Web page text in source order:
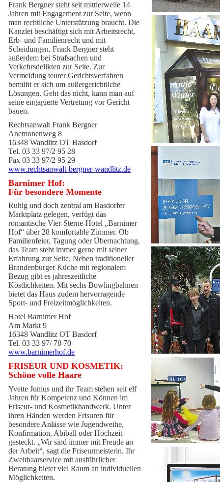
Frank Bergner steht seit mittlerweile 14
Jahren mit Engagement zur Seite, wenn
man rechtliche Unterstützung braucht. Die
Kanzlei beschäftigt sich mit Arbeitsrecht,
Erb- und Familienrecht und mit
Scheidungen. Frank Bergner steht
außerdem bei Strafsachen und
Verkehrsdelikten zur Seite. Zur
Vermeidung teurer Gerichtsverfahren
bemüht er sich um außergerichtliche
Lösungen. Geht das nicht, kann man auf
seine engagierte Vertretung vor Gericht
bauen.
Rechtsanwalt Frank Bergner
Anemonenweg 8
16348 Wandlitz OT Basdorf
Tel. 03 33 97/2 95 28
Fax 03 33 97/2 95 29
www.rechtsanwalt-bergner-wandlitz.de
Barnimer Hof:
Für besondere Momente
Ruhig und doch zentral am Basdorfer
Marktplatz gelegen, verfügt das
romantische Vier-Sterne-Hotel „Barnimer
Hof“ über 28 komfortable Zimmer. Ob
Familienfeier, Tagung oder Übernachtung,
das Team steht immer gerne mit seiner
Erfahrung zur Seite. Neben traditioneller
Brandenburger Küche mit regionalem
Bezug gibt es jahreszeitliche
Köstlichkeiten. Mit sechs Bowlingbahnen
bietet das Haus zudem hervorragende
Sport- und Freizeitmöglichkeiten.
Hotel Barnimer Hof
Am Markt 9
16348 Wandlitz OT Basdorf
Tel. 03 33 97/ 78 70
www.barnimerhof.de
FRISEUR UND KOSMETIK:
Schöne volle Haare
Yvette Junius und ihr Team stehen seit elf
Jahren für Kompetenz und Können im
Friseur- und Kosmetikhandwerk. Unter
ihren Händen werden Frisuren für
besondere Anlässe wie Jugendweihe,
Konfirmation, Abiball oder Hochzeit
gesteckt. „Wir sind immer mit Freude an
der Arbeit“, sagt die Friseurmeisterin. Ihr
Zweithaarservice mit ausführlicher
Beratung bietet viel Raum an individuellen
Möglichkeiten.